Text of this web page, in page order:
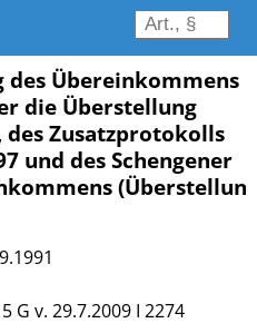
des Übereinkommens
die Überstellung
Zusatzprotokolls
und des Schengener
v. 29.7.2009 I 2274